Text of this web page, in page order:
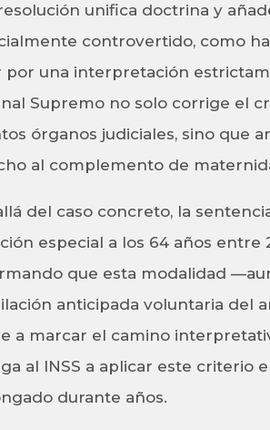
unifica doctrina y
controvertido, como
por una interpretación
Supremo no solo corrige el
órganos judiciales, sino que
al complemento de
del caso concreto, la
especial a los 64 años entre
que esta modalidad
anticipada voluntaria del
a marcar el camino
al INSS a aplicar este criterio
durante años.